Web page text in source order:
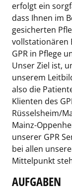
erfolgt ein
dass Ihnen im
gesicherten
vollstationären
GPR in Pflege
Unser Ziel ist,
unserem
also die
Klienten des
Rüsselsheim/
Mainz-
unserer GPR
bei allen
Mittelpunkt
AUFGABEN